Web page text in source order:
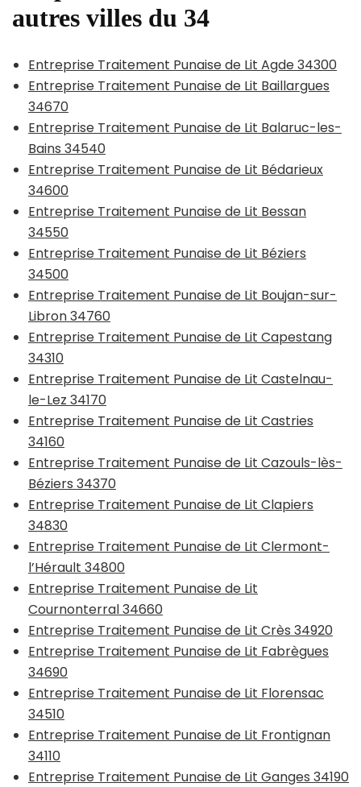
autres villes du 34
Entreprise Traitement Punaise de Lit Agde 34300
Entreprise Traitement Punaise de Lit Baillargues
34670
Entreprise Traitement Punaise de Lit Balaruc-les-
Bains 34540
Entreprise Traitement Punaise de Lit Bédarieux
34600
Entreprise Traitement Punaise de Lit Bessan
34550
Entreprise Traitement Punaise de Lit Béziers
34500
Entreprise Traitement Punaise de Lit Boujan-sur-
Libron 34760
Entreprise Traitement Punaise de Lit Capestang
34310
Entreprise Traitement Punaise de Lit Castelnau-
le-Lez 34170
Entreprise Traitement Punaise de Lit Castries
34160
Entreprise Traitement Punaise de Lit Cazouls-lès-
Béziers 34370
Entreprise Traitement Punaise de Lit Clapiers
34830
Entreprise Traitement Punaise de Lit Clermont-
l’Hérault 34800
Entreprise Traitement Punaise de Lit
Cournonterral 34660
Entreprise Traitement Punaise de Lit Crès 34920
Entreprise Traitement Punaise de Lit Fabrègues
34690
Entreprise Traitement Punaise de Lit Florensac
34510
Entreprise Traitement Punaise de Lit Frontignan
34110
Entreprise Traitement Punaise de Lit Ganges 34190